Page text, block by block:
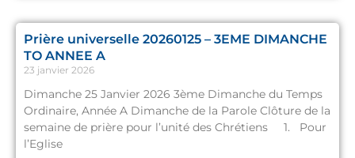
Prière universelle 20260125 – 3EME DIMANCHE
TO ANNEE A
23 janvier 2026
Dimanche 25 Janvier 2026 3ème Dimanche du Temps
Ordinaire, Année A Dimanche de la Parole Clôture de la
semaine de prière pour l’unité des Chrétiens 1. Pour
l’Eglise